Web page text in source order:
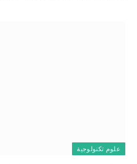
علوم تكنولوجية